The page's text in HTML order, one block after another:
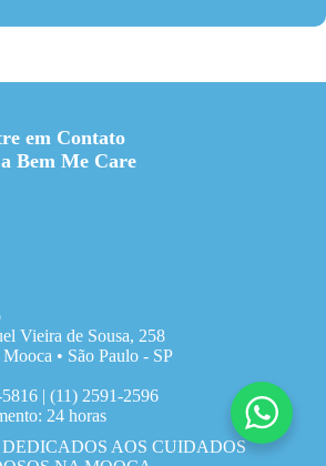
em Contato
Bem Me Care
Vieira de Sousa, 258
• São Paulo - SP
| (11) 2591-2596
24 horas
AOS CUIDADOS